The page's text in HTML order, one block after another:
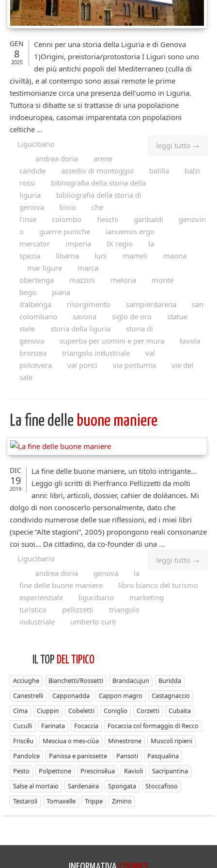
GEN
8
2025
Cenni per una storia della Liguria e di Genova
1)Origini, preistoria/protostoria I Liguri sono uno
dei più antichi popoli del Mediterraneo (culla di
civiltà), e al contempo sono assai remote le prime
testimonianze circa una presenza dell’uomo in Liguria.
Tuttora si dibatte se si trattasse di una popolazione
indoeuropea, casomai imparentata con popolazioni
celtiche ...
leggi tutto →
Ligucibario
andrea doria
arene
candide
assedio di montoggio balilla
balzi
rossi
bibliografia della storia della
liguria
bibliografia della storia di
genova
bixio
che
l'inse
colombo fieschi garibaldi
genovin
o
guerre puniche
ianuensis ergo
mercator
imperia IX regio
la
spezia
libarna luni mameli
maona
mar ligure
marca
obertenga
mazzini meloria
monte
bego
piana
d'albenga
risorgimento sampierdarena
san
colombano
savona siglo de oro
statue
stele
storia della liguria
storia di
genova
superba per uomini e per mura
tavola
bronzea
triangolo industriale
val
polcevera
val ponci via postumia
vie del
sale
La fine delle buone maniere
DIC
19
2019
La fine delle buone maniere, un titolo intrigante…
Leggo gli scritti di Pierfranco Pellizzetti da molti
anni: libri, articoli, dossier, cahier de doléances. Mi
dolgo di non conoscerlo personalmente, dato che
condivido numerose delle sue riflessioni, ed i miei libri
(specie “Alte stagioni”, 2005) propongono reali consonanze
coi suoi… Da cittadino, da co-founder di una ...
leggi tutto →
Ligucibario
andrea doria
genova
la
fine delle buone maniere
libro bianco del turismo
esperienziale
ligucibario
marketing
turistico
pellizzetti
triangolo
industriale
umberto curti
IL TOP DEL TIPICO
Acciughe Bianchetti/Rossetti Brandacujun
Buridda
Canestrelli
Capponadda Cappon magro
Castagnaccio
Cima
Ciuppin Cobeletti Coniglio Corzetti
Cubaita
Cuculli
Farinata Focaccia
Focaccia col formaggio di Recco
Friscêu
Mesciua o mes-ciùa Minestrone
Muscoli ripieni
Pandolce
Panissa e panissette Pansoti
Pasqualina
Pesto
Polpettone Prescinsêua Ravioli
Sacripantina
Salse al mortaio
Sardenaira Spongata
Stoccafisso
Testaroli
Tomaxelle Trippe Zimino